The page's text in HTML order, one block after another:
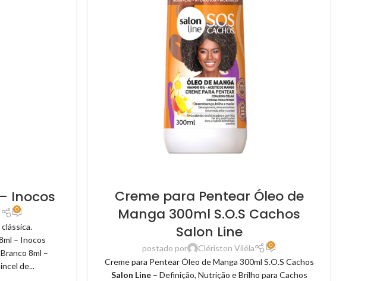
Inocos
0
– Inocos
8ml –
de...
Creme para Pentear Óleo de
Manga 300ml S.O.S Cachos
Salon Line
postado por Clériston Viléla 0
Creme para Pentear Óleo de Manga 300ml S.O.S Cachos
Salon Line– Definição, Nutrição e Brilho para Cachos